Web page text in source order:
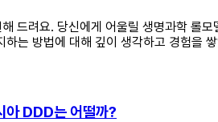
드려요. 당신에게 어울릴 생명과학
는 방법에 대해 깊이 생각하고 경험을
DDD는 어떨까?